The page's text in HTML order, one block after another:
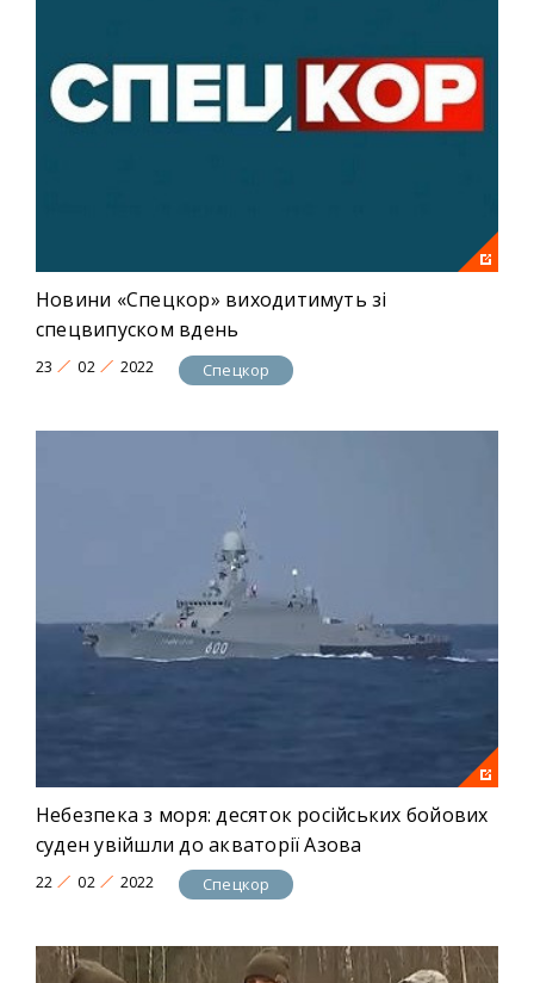
Новини «Спецкор» виходитимуть зі
спецвипуском вдень
23 02 2022 Спецкор
Небезпека з моря: десяток російських бойових
суден увійшли до акваторії Азова
22 02 2022 Спецкор